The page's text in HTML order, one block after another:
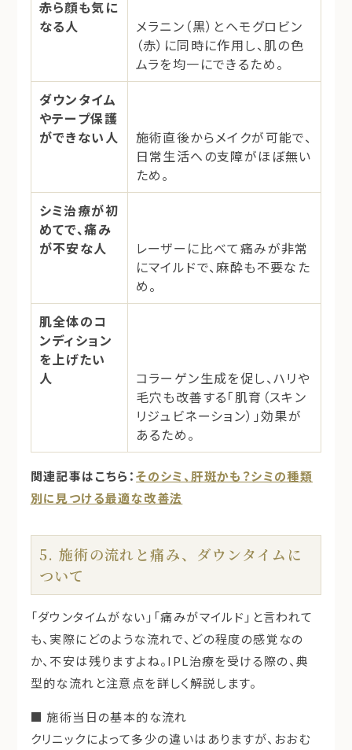
赤ら顔も気に
なる人
メラニン（黒）とヘモグロビン
（赤）に同時に作用し、肌の色
ムラを均一にできるため。
ダウンタイム
やテープ保護
ができない人
施術直後からメイクが可能で、
日常生活への支障がほぼ無い
ため。
シミ治療が初
めてで、痛み
が不安な人
レーザーに比べて痛みが非常
にマイルドで、麻酔も不要なた
め。
肌全体のコ
ンディション
を上げたい
人
コラーゲン生成を促し、ハリや
毛穴も改善する「肌育（スキン
リジュビネーション）」効果が
あるため。
関連記事はこちら：そのシミ、肝斑かも？シミの種類
別に見つける最適な改善法
5. 施術の流れと痛み、ダウンタイムに
ついて
「ダウンタイムがない」「痛みがマイルド」と言われて
も、実際にどのような流れで、どの程度の感覚なの
か、不安は残りますよね。IPL治療を受ける際の、典
型的な流れと注意点を詳しく解説します。
■ 施術当日の基本的な流れ
クリニックによって多少の違いはありますが、おおむ